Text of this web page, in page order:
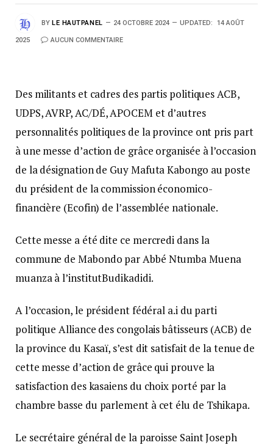
BY LE HAUTPANEL 24 OCTOBRE 2024 UPDATED: 14 AOÛT
2025 AUCUN COMMENTAIRE
Des militants et cadres des partis politiques ACB,
UDPS, AVRP, AC/DÉ, APOCEM et d’autres
personnalités politiques de la province ont pris part
à une messe d’action de grâce organisée à l’occasion
de la désignation de Guy Mafuta Kabongo au poste
du président de la commission économico-
financière (Ecofin) de l’assemblée nationale.
Cette messe a été dite ce mercredi dans la
commune de Mabondo par Abbé Ntumba Muena
muanza à l’institutBudikadidi.
A l’occasion, le président fédéral a.i du parti
politique Alliance des congolais bâtisseurs (ACB) de
la province du Kasaï, s’est dit satisfait de la tenue de
cette messe d’action de grâce qui prouve la
satisfaction des kasaiens du choix porté par la
chambre basse du parlement à cet élu de Tshikapa.
Le secrétaire général de la paroisse Saint Joseph